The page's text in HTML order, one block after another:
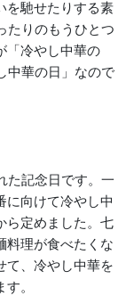
を馳せたりする素
たりのもうひとつ
「冷やし中華の
中華の日」なので
た記念日です。一
に向けて冷やし中
ら定めました。七
料理が食べたくな
て、冷やし中華を
。